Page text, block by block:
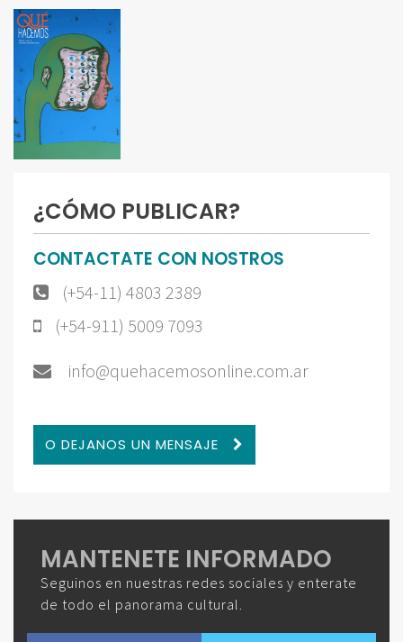
¿CÓMO PUBLICAR?
CONTACTATE CON NOSTROS
(+54-11) 4803 2389
(+54-911) 5009 7093
info@quehacemosonline.com.ar
O DEJANOS UN MENSAJE
MANTENETE INFORMADO
Seguinos en nuestras redes sociales y enterate
de todo el panorama cultural.